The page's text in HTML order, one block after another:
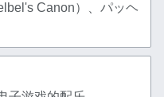
Canon）、パッヘ